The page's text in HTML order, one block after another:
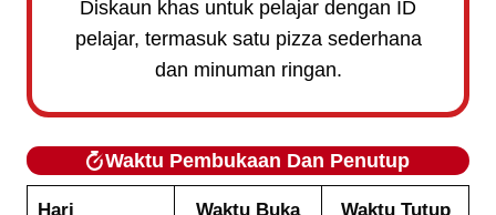
Diskaun khas untuk pelajar dengan ID
pelajar, termasuk satu pizza sederhana
dan minuman ringan.
Waktu Pembukaan Dan Penutup
Hari Waktu Buka Waktu Tutup